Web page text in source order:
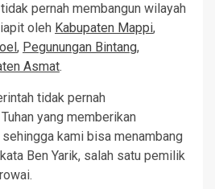
pernah membangun wilayah
oleh Kabupaten Mappi,
, Pegunungan Bintang,
Asmat.
tidak pernah
yang memberikan
kami bisa menambang
Ben Yarik, salah satu pemilik